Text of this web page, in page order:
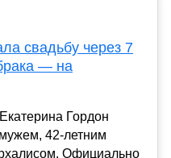
свадьбу через 7
— на
Гордон
42-летним
Официально